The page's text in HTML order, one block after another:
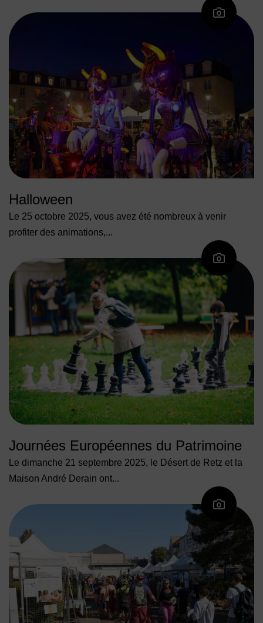
Halloween
Le 25 octobre 2025, vous avez été nombreux à venir
profiter des animations,...
Journées Européennes du Patrimoine
Le dimanche 21 septembre 2025, le Désert de Retz et la
Maison André Derain ont...